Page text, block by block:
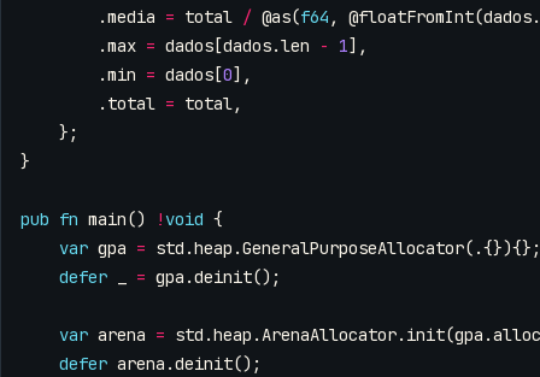
.media = total / @as(f64 , @floatFromInt(dados.
.max = dados [dados.len - 1],
.min = dados [0],
. total = total,
};
}
pub fn main() ! void {
var gpa = std .heap .GeneralPurposeAllocator(.{}){};
defer
= gpa .deinit();
var arena = std .heap .ArenaAllocator. init(gpa .
defer arena .deinit();